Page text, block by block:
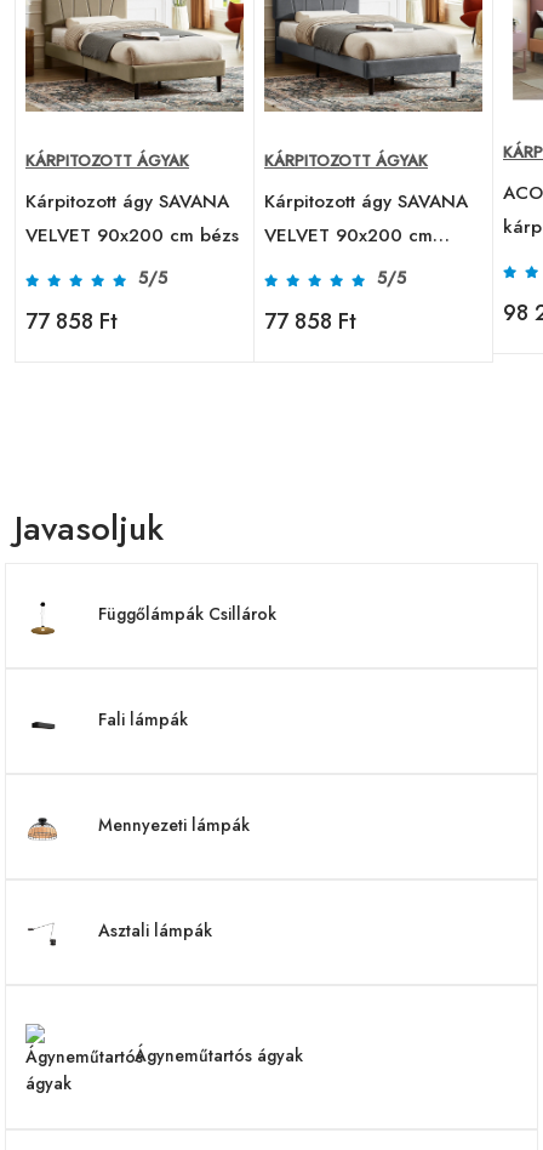
KÁRPITOZOTT ÁGYAK
Kárpitozott ágy SAVANA
VELVET 90x200 cm bézs
5/5
77 858 Ft
KÁRPITOZOTT ÁGYAK
Kárpitozott ágy SAVANA
VELVET 90x200 cm
szürke
5/5
77 858 Ft
cm
98
Javasoljuk
Függőlámpák Csillárok
Fali lámpák
Mennyezeti lámpák
Asztali lámpák
Ágyneműtartós ágyak